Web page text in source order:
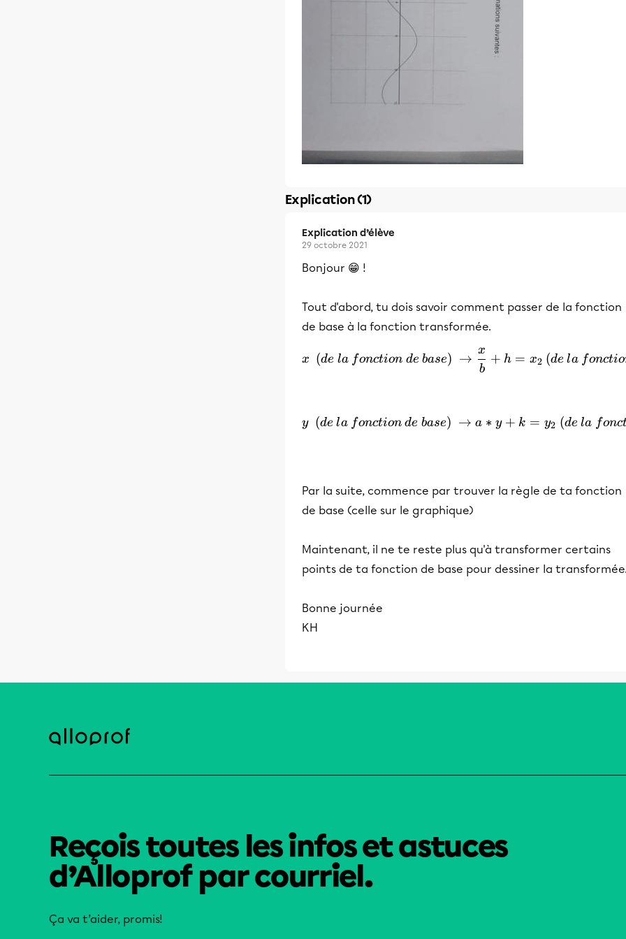
Explication (1)
Explication d’élève
29 octobre 2021
Bonjour 😁 !
Tout d'abord, tu dois savoir comment passer de la fonction
de base à la fonction transformée.
x\: (de \: la\:fonction
x (de la fonction de base) →
b
x
+ h = x2 (de la fonctio
y\: (de \: la\:fonction \:de
y (de la fonction de base) → a ∗ y + k = y2 (de la fonc
Par la suite, commence par trouver la règle de ta fonction
de base (celle sur le graphique)
Maintenant, il ne te reste plus qu'à transformer certains
points de ta fonction de base pour dessiner la transformée.
Bonne journée
KH
Reçois toutes les infos et astuces
d’Alloprof par courriel.
Ça va t’aider, promis!